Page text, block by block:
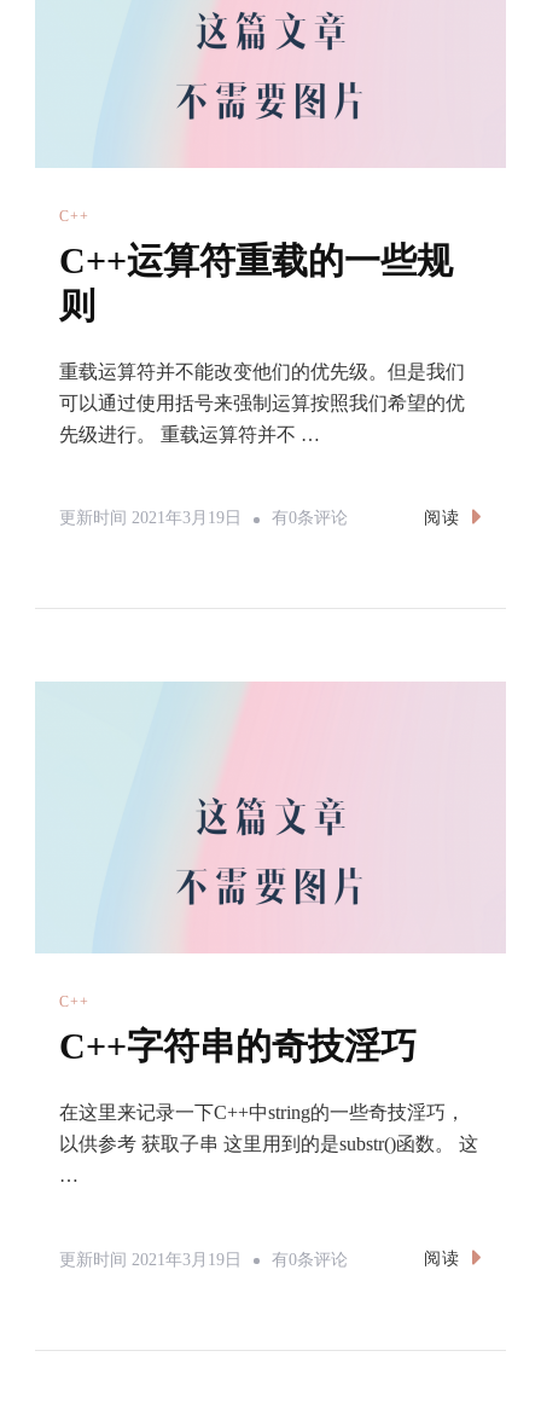
C++
C++运算符重载的一些规
则
重载运算符并不能改变他们的优先级。但是我们
可以通过使用括号来强制运算按照我们希望的优
先级进行。 重载运算符并不 …
更新时间 2021年3月19日
C++运
规
则
有0条评论 阅读
C++
C++字符串的奇技淫巧
在这里来记录一下C++中string的一些奇技淫巧，
以供参考 获取子串 这里用到的是substr()函数。 这
…
更新时间 2021年3月19日
C++字
有0条评论 阅读